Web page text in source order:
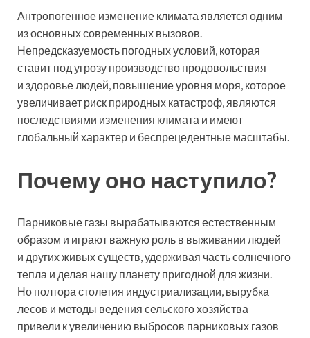
Антропогенное изменение климата является одним
из основных современных вызовов.
Непредсказуемость погодных условий, которая
ставит под угрозу производство продовольствия
и здоровье людей, повышение уровня моря, которое
увеличивает риск природных катастроф, являются
последствиями изменения климата и имеют
глобальный характер и беспрецедентные масштабы.
Почему оно наступило?
Парниковые газы вырабатываются естественным
образом и играют важную роль в выживании людей
и других живых существ, удерживая часть солнечного
тепла и делая нашу планету пригодной для жизни.
Но полтора столетия индустриализации, вырубка
лесов и методы ведения сельского хозяйства
привели к увеличению выбросов парниковых газов